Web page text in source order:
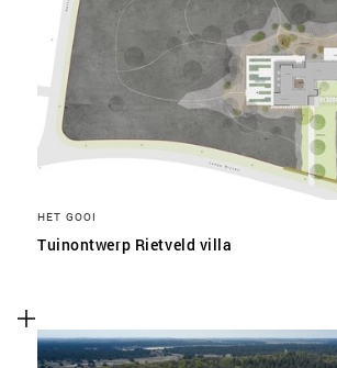
HET GOOI
Tuinontwerp Rietveld villa